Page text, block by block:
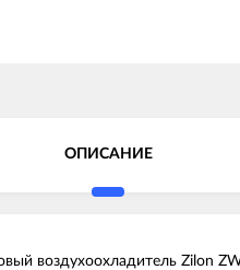
ОПИСАНИЕ
воздухоохладитель Zilon